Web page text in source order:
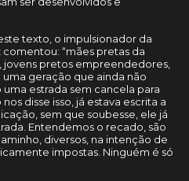
texto, o impulsionador da
“mães pretas da
jovens pretos empreendedores,
geração que ainda não
estrada sem cancela para
disse isso, já estava escrita a
sem que soubesse, ele já
Entendemos o recado, são
diversos, na intenção de
impostas. Ninguém é só